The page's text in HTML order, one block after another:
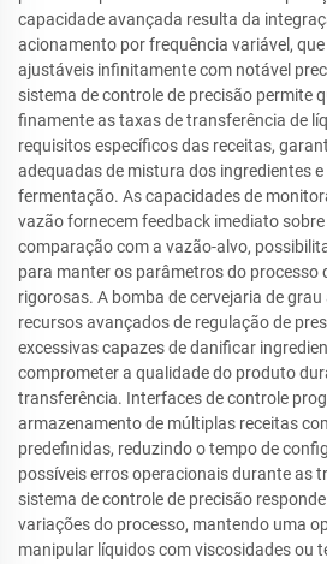
capacidade avançada resulta da
acionamento por frequência variável,
ajustáveis infinitamente com notável
sistema de controle de precisão permite
finamente as taxas de transferência de
requisitos específicos das receitas,
adequadas de mistura dos ingredientes
fermentação. As capacidades de
vazão fornecem feedback imediato
comparação com a vazão-alvo,
para manter os parâmetros do processo
rigorosas. A bomba de cervejaria de
recursos avançados de regulação de
excessivas capazes de danificar
comprometer a qualidade do produto
transferência. Interfaces de controle
armazenamento de múltiplas receitas
predefinidas, reduzindo o tempo de
possíveis erros operacionais durante as
sistema de controle de precisão
variações do processo, mantendo uma
manipular líquidos com viscosidades ou